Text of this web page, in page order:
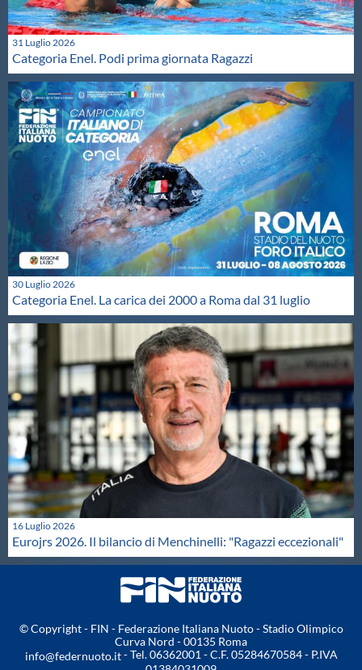
31 Luglio 2026
Categoria Enel. Podi prima giornata Ragazzi
30 Luglio 2026
Categoria Enel. La carica dei 2000 a Roma dal 31 luglio
16 Luglio 2026
Eurojrs 2026. Il bilancio di Menchinelli: "Ragazzi eccezionali"
© Copyright - FIN - Federazione Italiana Nuoto - Stadio Olimpico
Curva Nord - 00135 Roma
info@federnuoto.it- Tel. 06362001 - C.F. 05284670584 - P.IVA